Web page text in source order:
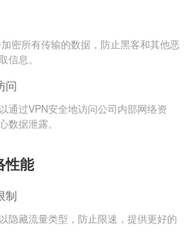
密所有传输的数据，防止黑客和其他恶
信息。
问
通过VPN安全地访问公司内部网络资
数据泄露。
性能
制
隐藏流量类型，防止限速，提供更好的